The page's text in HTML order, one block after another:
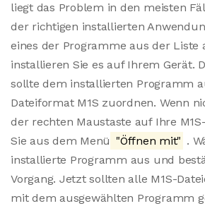
liegt das Problem in den meisten
der richtigen installierten
eines der Programme aus der Liste
installieren Sie es auf Ihrem Gerät.
sollte dem installierten Programm
Dateiformat M1S zuordnen. Wenn
der rechten Maustaste auf Ihre
Sie aus dem Menü "Öffnen mit" .
installierte Programm aus und
Vorgang. Jetzt sollten alle M1S-
mit dem ausgewählten Programm